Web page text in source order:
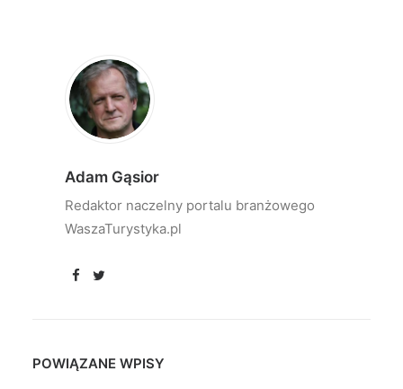
Adam Gąsior
Redaktor naczelny portalu branżowego
WaszaTurystyka.pl
POWIĄZANE WPISY